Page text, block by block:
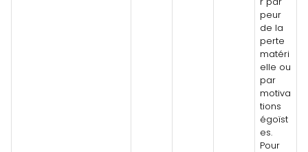
peur
de la
perte
matéri
elle ou
par
motiva
tions
égoïst
es.
Pour